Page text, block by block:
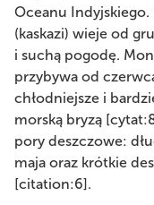
Oceanu
(kaskazi) wieje od
i suchą pogodę.
przybywa od
chłodniejsze i
morską bryzą
pory deszczowe:
maja oraz krótkie
[citation:6].